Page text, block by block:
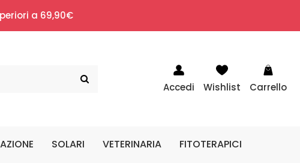
a 69,90€
Accedi Wishlist Carrello
SOLARI VETERINARIA FITOTERAPICI